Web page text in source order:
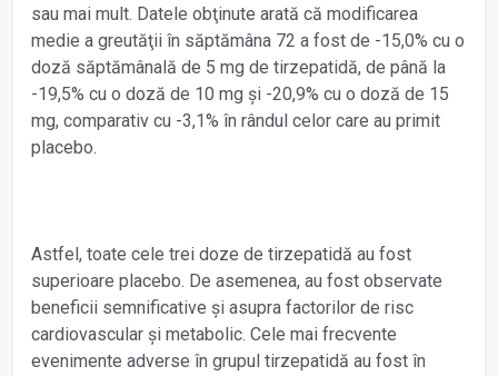
sau mai mult. Datele obţinute arată că modificarea
medie a greutăţii în săptămâna 72 a fost de -15,0% cu o
doză săptămânală de 5 mg de tirzepatidă, de până la
-19,5% cu o doză de 10 mg și -20,9% cu o doză de 15
mg, comparativ cu -3,1% în rândul celor care au primit
placebo.
Astfel, toate cele trei doze de tirzepatidă au fost
superioare placebo. De asemenea, au fost observate
beneficii semnificative și asupra factorilor de risc
cardiovascular și metabolic. Cele mai frecvente
evenimente adverse în grupul tirzepatidă au fost în